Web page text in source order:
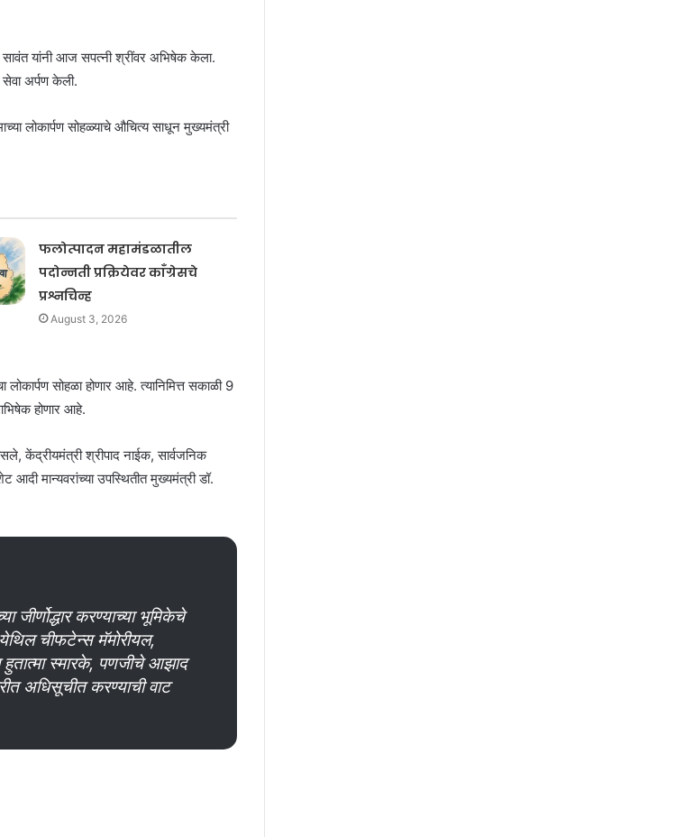
सावंत यांनी आज सपत्नी श्रींवर अभिषेक केला.
अर्पण केली.
लोकार्पण सोहळ्याचे औचित्य साधून मुख्यमंत्री
फलोत्पादन महामंडळातील
पदोन्नती प्रक्रियेवर काँग्रेसचे
प्रश्नचिन्ह
August 3, 2026
सोहळा होणार आहे. त्यानिमित्त सकाळी 9
होणार आहे.
केंद्रीयमंत्री श्रीपाद नाईक, सार्वजनिक
मान्यवरांच्या उपस्थितीत मुख्यमंत्री डॉ.
जीर्णोद्धार करण्याच्या भूमिकेचे
चीफटेन्स मॅमोरीयल,
हुतात्मा स्मारके, पणजीचे आझाद
अधिसूचीत करण्याची वाट